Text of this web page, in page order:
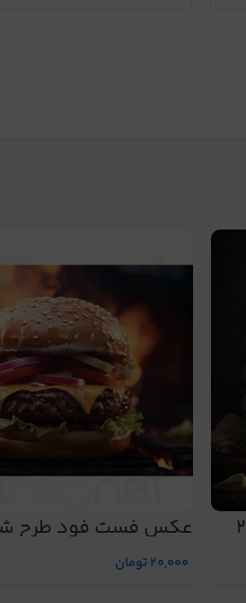
عکس فست فود طرح
20,000تومان